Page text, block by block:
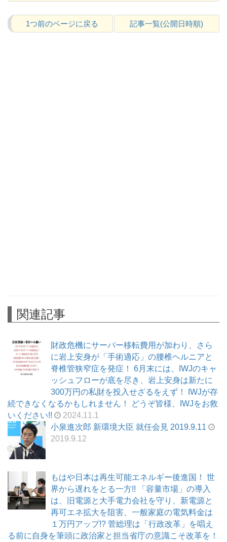
1つ前のページに戻る 記事一覧(公開日時順)
関連記事
財政危機にサーバー移転費用が加わり、さら
に岩上安身が「手術適応」の腰椎ヘルニアと
脊椎管狭窄症を発症！ 6月末には、IWJのキャ
ッシュフローが底を尽き、岩上安身は新たに
300万円の私財を投入せざるをえず！ IWJが存
続できなくなるかもしれません！ どうぞ皆様、IWJをお救
いください!!
2024.11.1
小泉進次郎 新環境大臣 就任会見 2019.9.11
2019.9.12
もはや日本は再生可能エネルギー後進国！ 世
界から遅れをとる一方!! 「容量市場」の導入
は、旧電源と大手電力会社を守り、新電源と
再可エネ拡大を阻害、一般家庭の電気料金は
１万円アップ!? 菅総理は「行政改革」を唱え
る前に自身を筆頭に政治家と担当省庁の意識こそ改革を！